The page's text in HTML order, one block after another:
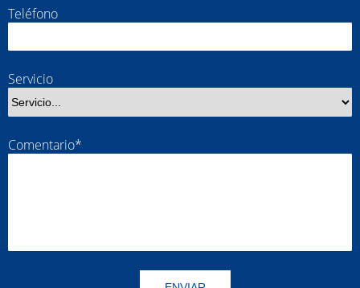
Teléfono
Servicio
Comentario*